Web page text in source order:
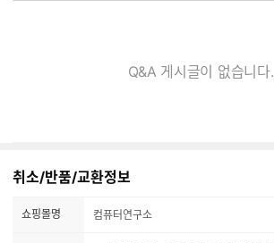
Q&A 게시글이 없습니다.
취소/반품/교환정보
쇼핑몰명 컴퓨터연구소